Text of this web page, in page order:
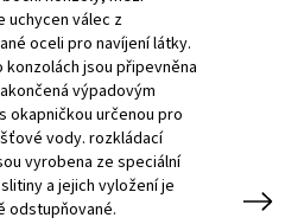
uchycen válec z
oceli pro navíjení látky.
konzolách jsou připevněna
výpadovým
okapničkou určenou pro
vody. rozkládací
vyrobena ze speciální
a jejich vyložení je
odstupňované.
Next